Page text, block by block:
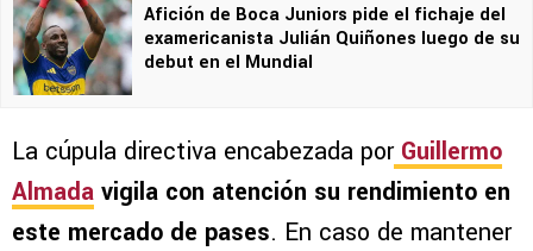
Afición de Boca Juniors pide el fichaje del
examericanista Julián Quiñones luego de su
debut en el Mundial
La cúpula directiva encabezada por Guillermo
Almada vigila con atención su rendimiento en
este mercado de pases. En caso de mantener